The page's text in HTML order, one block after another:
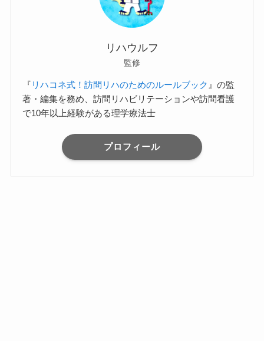
リハウルフ
監修
『 リハコネ式！訪問リハのためのルールブック 』の監
著・編集を務め、訪問リハビリテーションや訪問看護
で10年以上経験がある理学療法士
プロフィール